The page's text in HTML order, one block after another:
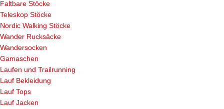
Faltbare Stöcke
Teleskop Stöcke
Nordic Walking Stöcke
Wander Rucksäcke
Wandersocken
Gamaschen
Laufen und Trailrunning
Lauf Bekleidung
Lauf Tops
Lauf Jacken